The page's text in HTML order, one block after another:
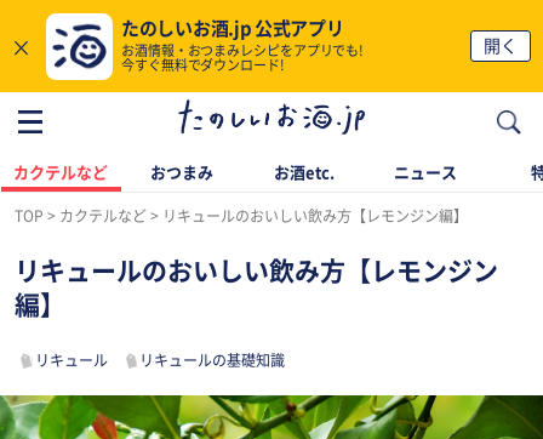
×
たのしいお酒.jp 公式アプリ
お酒情報・おつまみレシピをアプリでも!
今すぐ無料でダウンロード!
開く
カクテルなど おつまみ お酒etc. ニュース
TOP カクテルなど リキュールのおいしい飲み方【レモンジン編】
リキュールのおいしい飲み方【レモンジン
編】
リキュール リキュールの基礎知識